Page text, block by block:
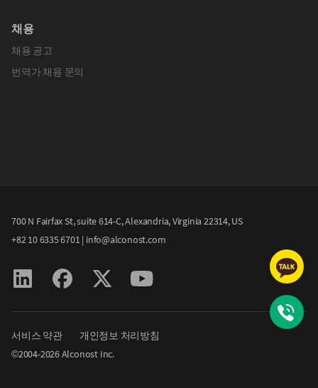
채용
채용 공고
번역가 채용 문의
700 N Fairfax St, suite 614-C, Alexandria, Virginia 22314, US
+82 10 6335 6701 | info@alconost.com
서비스 약관
개인정보 처리방침
©2004-2026Alconost Inc.